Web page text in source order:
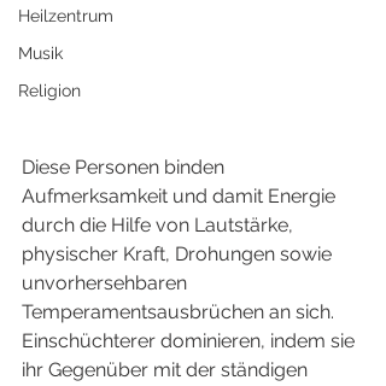
Heilzentrum
Musik
Religion
Diese Personen binden
Aufmerksamkeit und damit Energie
durch die Hilfe von Lautstärke,
physischer Kraft, Drohungen sowie
unvorhersehbaren
Temperamentsausbrüchen an sich.
Einschüchterer dominieren, indem sie
ihr Gegenüber mit der ständigen